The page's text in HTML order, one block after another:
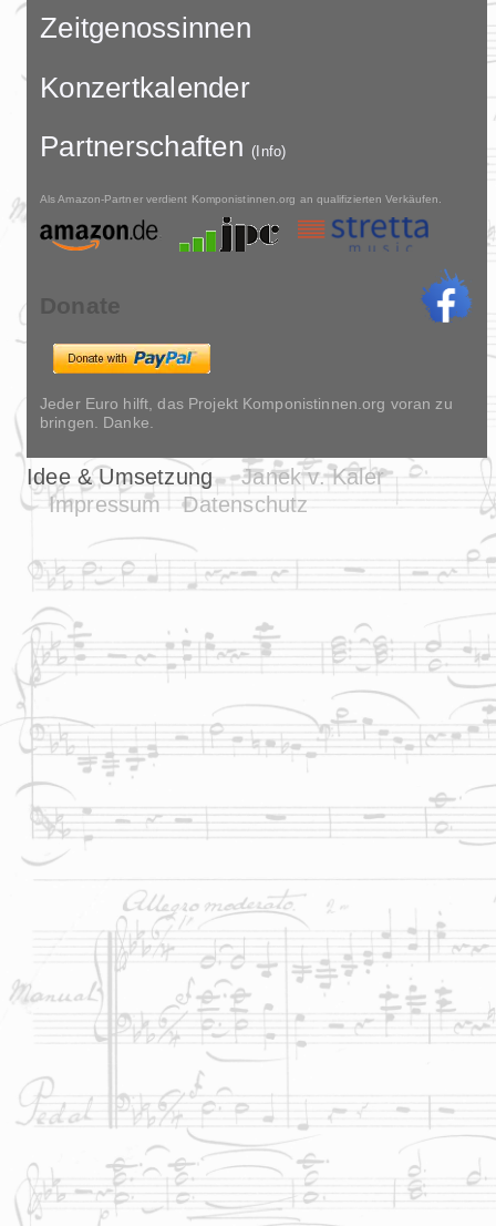
Zeitgenossinnen
Konzertkalender
Partnerschaften(Info)
Als Amazon-Partner verdient Komponistinnen.org an qualifizierten Verkäufen.
Donate
Jeder Euro hilft, das Projekt Komponistinnen.org voran zu
bringen. Danke.
Idee & Umsetzung
Janek v. Kaler
Impressum
Datenschutz